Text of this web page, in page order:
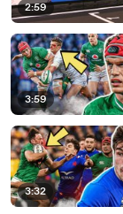
2:59
3:59
3:32